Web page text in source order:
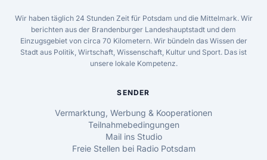
Wir haben täglich 24 Stunden Zeit für Potsdam und die Mittelmark. Wir
berichten aus der Brandenburger Landeshauptstadt und dem
Einzugsgebiet von circa 70 Kilometern. Wir bündeln das Wissen der
Stadt aus Politik, Wirtschaft, Wissenschaft, Kultur und Sport. Das ist
unsere lokale Kompetenz.
SENDER
Vermarktung, Werbung & Kooperationen
Teilnahmebedingungen
Mail ins Studio
Freie Stellen bei Radio Potsdam